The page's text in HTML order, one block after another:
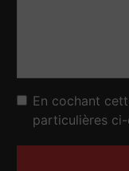
En cochant
particulières